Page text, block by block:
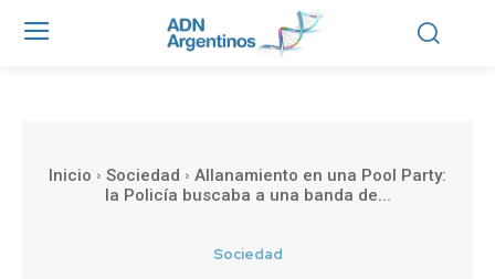
Inicio Sociedad
Allanamiento en una Pool Party:
la Policía buscaba a una banda de...
Sociedad